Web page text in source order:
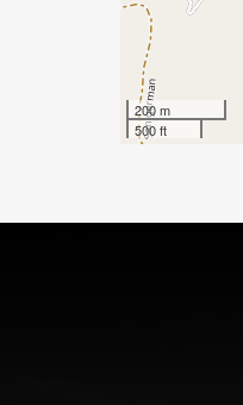
200 m
500 ft